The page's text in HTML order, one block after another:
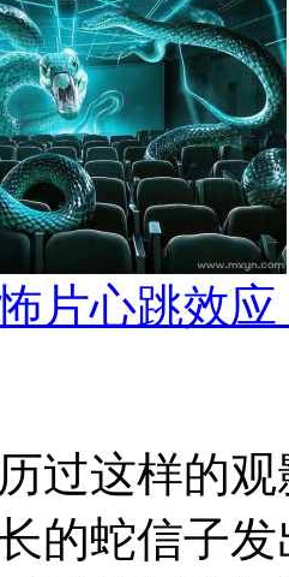
片心跳效
过这样的
的蛇信子